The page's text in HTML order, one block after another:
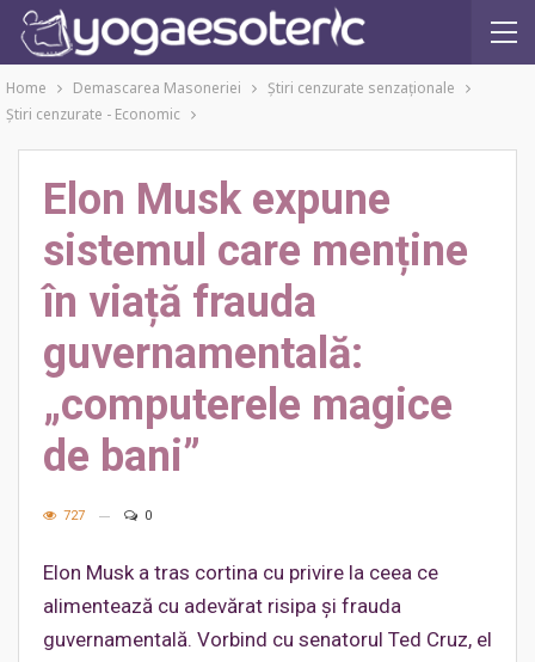
Home Demascarea Masoneriei
Ştiri cenzurate senzaţionale
Ştiri cenzurate - Economic
Elon Musk expune
sistemul care menține
în viață frauda
guvernamentală:
„computerele magice
de bani”
727 0
Elon Musk a tras cortina cu privire la ceea ce
alimentează cu adevărat risipa și frauda
guvernamentală. Vorbind cu senatorul Ted Cruz, el